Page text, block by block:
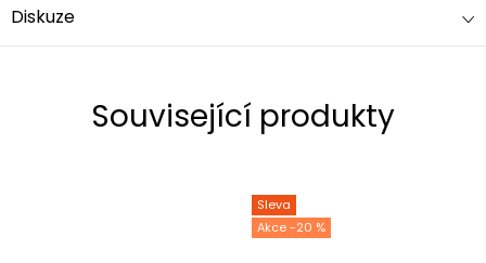
Diskuze
Související produkty
Sleva
-20 %